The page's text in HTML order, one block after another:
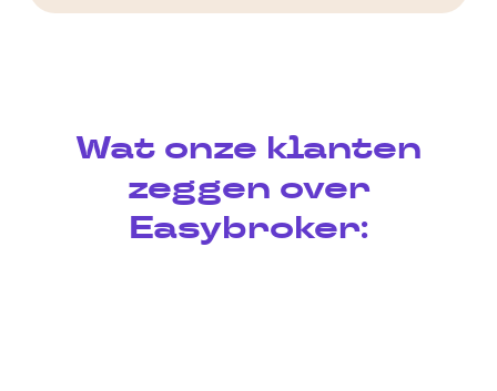
Wat onze klanten
zeggen over
Easybroker: